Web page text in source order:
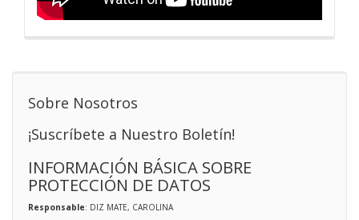
Sobre Nosotros
¡Suscríbete a Nuestro Boletín!
INFORMACIÓN BÁSICA SOBRE
PROTECCIÓN DE DATOS
Responsable: DIZ MATE, CAROLINA